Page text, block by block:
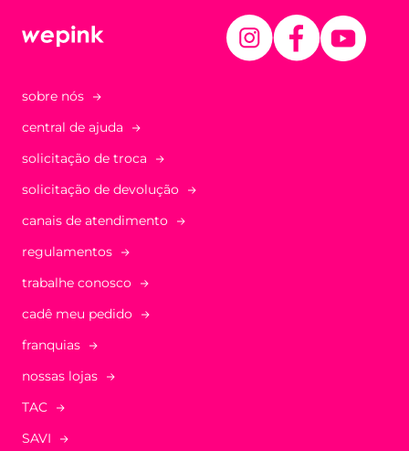
sobre nós
central de ajuda
solicitação de troca
solicitação de devolução
canais de atendimento
regulamentos
trabalhe conosco
cadê meu pedido
franquias
nossas lojas
TAC
SAVI